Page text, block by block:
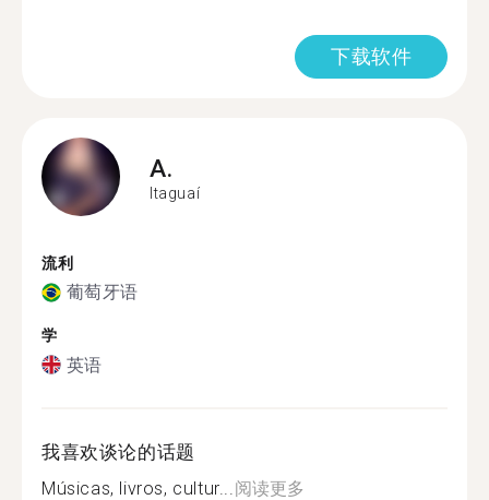
下载软件
A.
Itaguaí
流利
葡萄牙语
学
英语
我喜欢谈论的话题
Músicas, livros, cultur... 阅读更多